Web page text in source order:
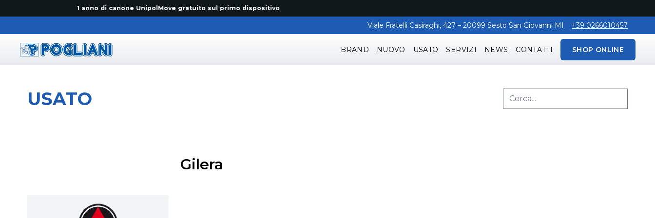
1 anno di canone UnipolMove gratuito sul primo dispositivo
Viale Fratelli Casiraghi, 427 – 20099 Sesto San Giovanni MI +39 0266010457
BRAND NUOVO USATO SERVIZI NEWS CONTATTI SHOP ONLINE
USATO
Gilera